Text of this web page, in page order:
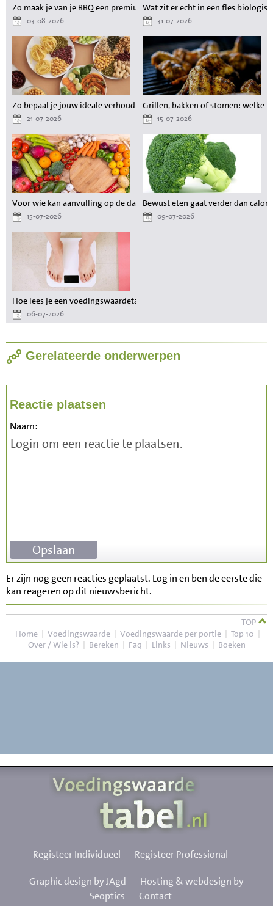
Zo maak je van je BBQ een premium maaltijd zonder gedoe
03-08-2026
Wat zit er echt in een fles
31-07-2026
Zo bepaal je jouw ideale verhouding aan voedingsstoffen tijdens het
21-07-2026
Grillen, bakken of stomen: welke
15-07-2026
Voor wie kan aanvulling op de dagelijkse voeding waardevol zijn?
15-07-2026
Bewust eten gaat verder dan
09-07-2026
Hoe lees je een voedingswaardetabel als je wilt afvallen?
06-07-2026
Gerelateerde onderwerpen
Reactie plaatsen
Naam:
Er zijn nog geen reacties geplaatst. Log in en ben de eerste die
kan reageren op dit nieuwsbericht.
TOP
Home | Voedingswaarde | Voedingswaarde per portie | Top 10 |
Over / Wie is? | Bereken | Faq | Links | Nieuws | Boeken
Registeer Individueel Registeer Professional
Graphic design by JAgd
Hosting & webdesign by
Seoptics
Contact